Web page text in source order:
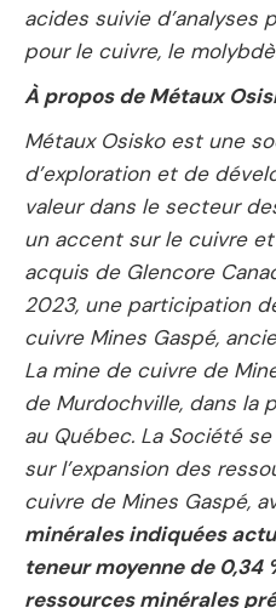
acides suivie d’analyses
pour le cuivre, le
À propos de Métaux
Métaux Osisko est une
d’exploration et de
valeur dans le secteur
un accent sur le cuivre
acquis de Glencore
2023, une participation
cuivre Mines Gaspé,
La mine de cuivre de
de Murdochville, dans la
au Québec. La Société
sur l’expansion des
cuivre de Mines Gaspé,
minérales indiquées
teneur moyenne de 0,34
ressources minérales